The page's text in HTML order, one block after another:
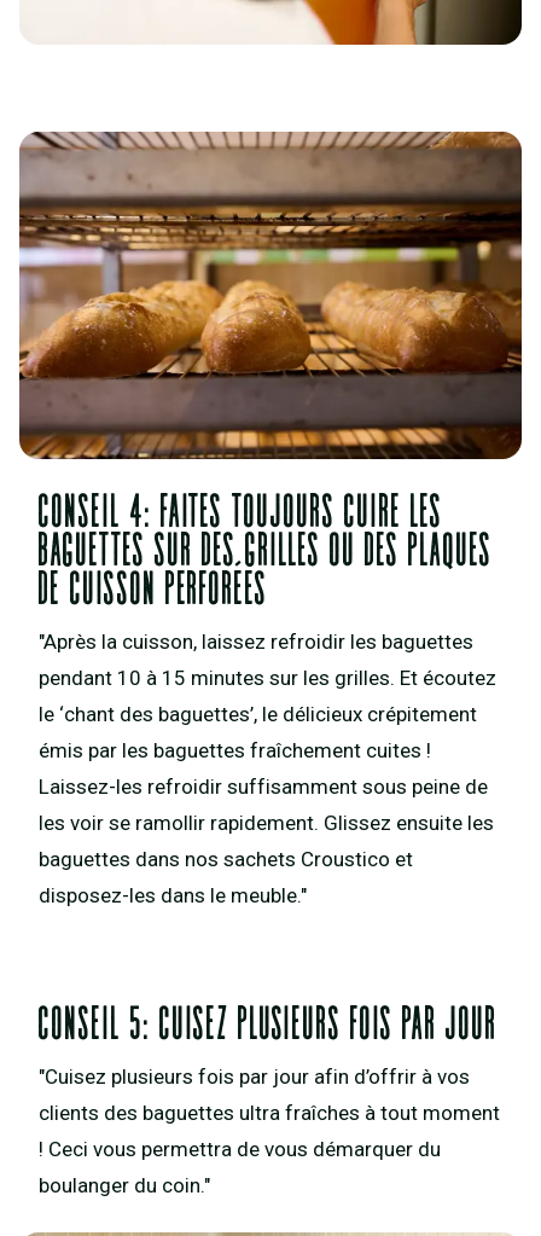
Conseil 4: Faites toujours cuire les
baguettes sur des grilles ou des plaques
de cuisson perforées
"Après la cuisson, laissez refroidir les baguettes
pendant 10 à 15 minutes sur les grilles. Et écoutez
le ‘chant des baguettes’, le délicieux crépitement
émis par les baguettes fraîchement cuites !
Laissez-les refroidir suffisamment sous peine de
les voir se ramollir rapidement. Glissez ensuite les
baguettes dans nos sachets Croustico et
disposez-les dans le meuble."
Conseil 5: Cuisez plusieurs fois par jour
"Cuisez plusieurs fois par jour afin d’offrir à vos
clients des baguettes ultra fraîches à tout moment
! Ceci vous permettra de vous démarquer du
boulanger du coin."